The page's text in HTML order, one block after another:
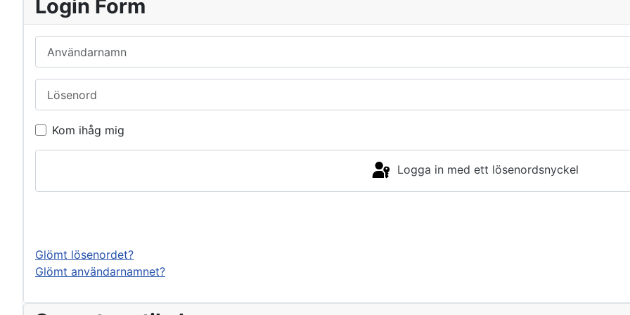
Login Form
Kom ihåg mig
Logga in med ett lösenordsnyckel
Glömt lösenordet?
Glömt användarnamnet?